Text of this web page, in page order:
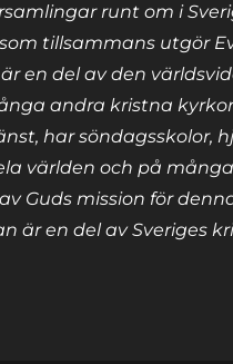
runt om i
tillsammans utgör
är en del av den
andra kristna
har söndagsskolor,
världen och på
Guds mission för
är en del av Sveriges